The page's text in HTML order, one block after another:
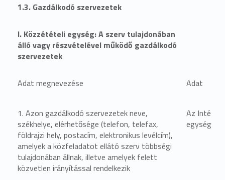
1.3. Gazdálkodó szervezetek
I. Közzétételi egység: A szerv tulajdonában
álló vagy részvételével működő gazdálkodó
szervezetek
Adat megnevezése Adat
1. Azon gazdálkodó szervezetek neve,
székhelye, elérhetősége (telefon, telefax,
földrajzi hely, postacím, elektronikus levélcím),
amelyek a közfeladatot ellátó szerv többségi
tulajdonában állnak, illetve amelyek felett
közvetlen irányítással rendelkezik
Az